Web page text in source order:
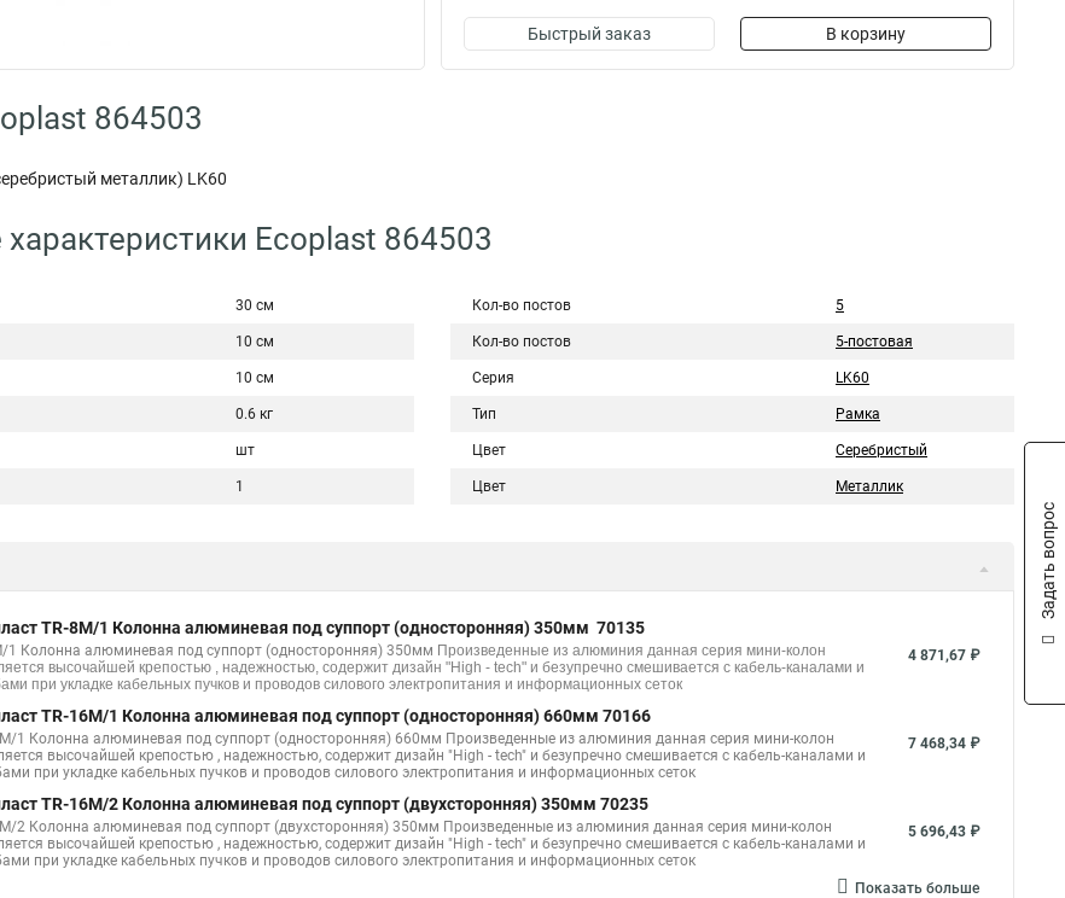
Быстрый заказ В корзину
864503
металлик) LK60
Ecoplast 864503
30 см
10 см
10 см
0.6 кг
шт
1
Кол-во постов 5
Кол-во постов 5-постовая
Серия LK60
Тип Рамка
Цвет Серебристый
Цвет Металлик
TR-8M/1 Колонна алюминевая под суппорт (односторонняя) 350мм 70135
1 Колонна алюминевая под суппорт (односторонняя) 350мм Произведенные из алюминия данная серия мини-колон
высочайшей крепостью , надежностью, содержит дизайн "High - tech" и безупречно смешивается с кабель-каналами и
при укладке кабельных пучков и проводов силового электропитания и информационных сеток
4 871,67 ₽
TR-16M/1 Колонна алюминевая под суппорт (односторонняя) 660мм 70166
1 Колонна алюминевая под суппорт (односторонняя) 660мм Произведенные из алюминия данная серия мини-колон
высочайшей крепостью , надежностью, содержит дизайн "High - tech" и безупречно смешивается с кабель-каналами и
при укладке кабельных пучков и проводов силового электропитания и информационных сеток
7 468,34 ₽
TR-16M/2 Колонна алюминевая под суппорт (двухсторонняя) 350мм 70235
2 Колонна алюминевая под суппорт (двухсторонняя) 350мм Произведенные из алюминия данная серия мини-колон
высочайшей крепостью , надежностью, содержит дизайн "High - tech" и безупречно смешивается с кабель-каналами и
при укладке кабельных пучков и проводов силового электропитания и информационных сеток
5 696,43 ₽
Показать больше
Задать вопрос